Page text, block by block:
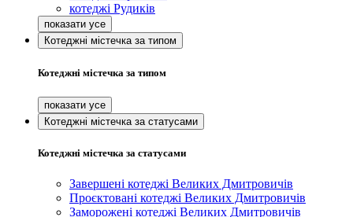
котеджі Рудиків
Котеджні містечка за типом
Котеджні містечка за типом
Котеджні містечка за статусами
Котеджні містечка за статусами
Завершені котеджі Великих Дмитровичів
Проєктовані котеджі Великих Дмитровичів
Заморожені котеджі Великих Дмитровичів